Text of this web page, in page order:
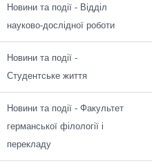
Новини та події - Відділ
науково-дослідної роботи
Новини та події -
Студентське життя
Новини та події - Факультет
германської філології і
перекладу